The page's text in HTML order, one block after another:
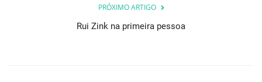
PRÓXIMO ARTIGO
Rui Zink na primeira pessoa